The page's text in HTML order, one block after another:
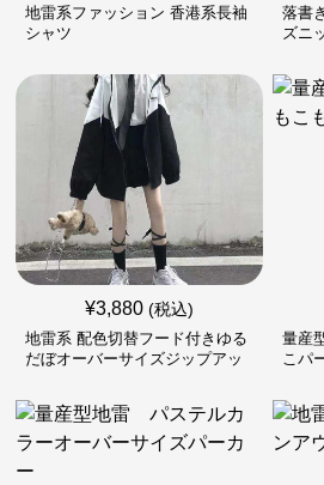
地雷系ファッション 香港系長袖
シャツ
落書
ズニ
¥3,880 (税込)
地雷系 配色切替フード付きゆる
だぼオーバーサイズジップアッ
量産
こパ